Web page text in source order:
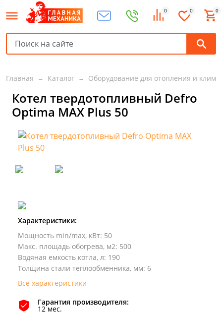
0 0 0
Главная Каталог Оборудование для отопления и
Котел твердотопливный Defro
Optima MAX Plus 50
Характеристики:
Мощность min/max, кВт: 50
Макс. площадь обогрева, м2: 500
Водяная емкость котла, л: 190
Толщина стали теплообменника, мм: 6
Все характеристики
Гарантия производителя:
12 мес.